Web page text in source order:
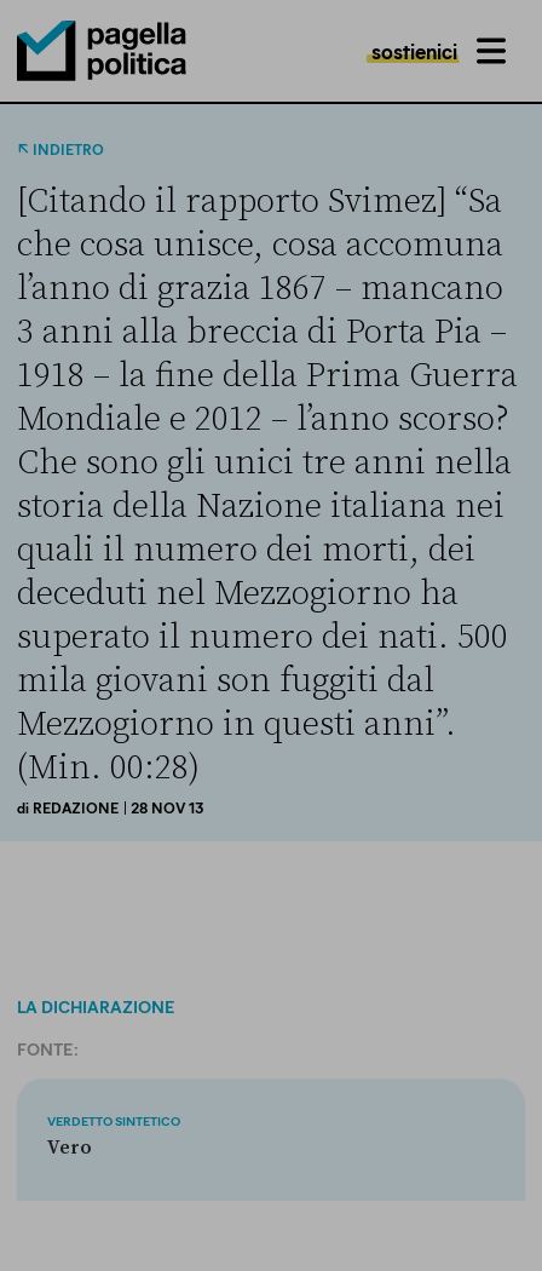
Pagella Politica Logo
sostienici MENU
INDIETRO
[Citando il rapporto Svimez] “Sa
che cosa unisce, cosa accomuna
l’anno di grazia 1867 – mancano
3 anni alla breccia di Porta Pia –
1918 – la fine della Prima Guerra
Mondiale e 2012 – l’anno scorso?
Che sono gli unici tre anni nella
storia della Nazione italiana nei
quali il numero dei morti, dei
deceduti nel Mezzogiorno ha
superato il numero dei nati. 500
mila giovani son fuggiti dal
Mezzogiorno in questi anni”.
(Min. 00:28)
di REDAZIONE | 28 NOV 13
LA DICHIARAZIONE
FONTE:
VERDETTO SINTETICO
Vero